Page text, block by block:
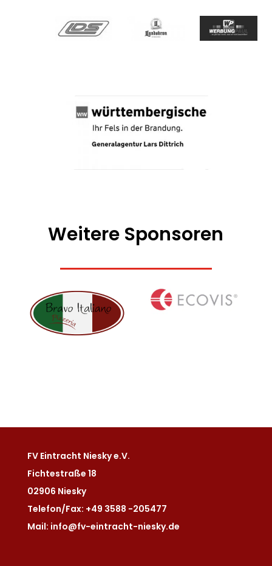
Weitere Sponsoren
FV Eintracht Niesky e.V.
Fichtestraße 18
02906 Niesky
Telefon/Fax: +49 3588 -205477
Mail: info@fv-eintracht-niesky.de